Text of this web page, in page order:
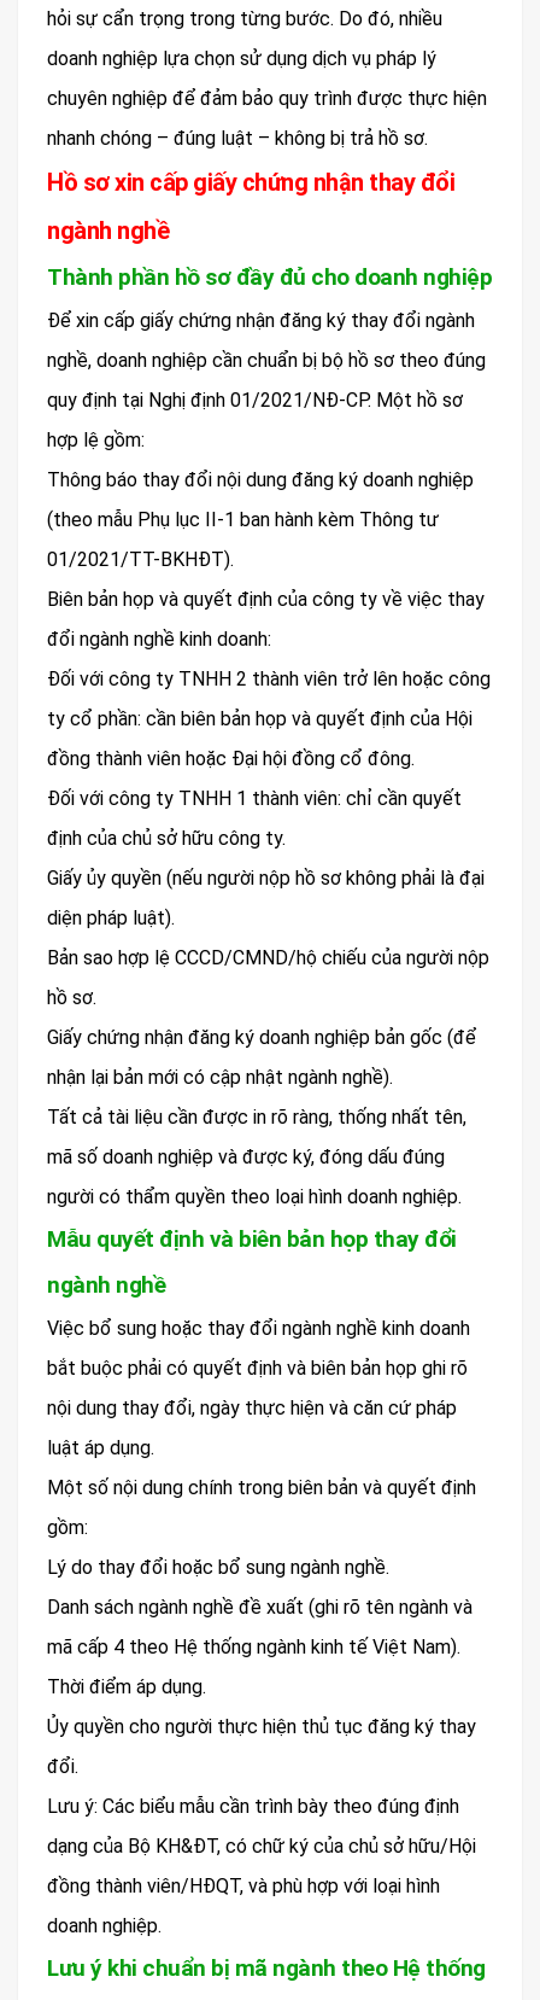
hỏi sự cẩn trọng trong từng bước. Do đó, nhiều
doanh nghiệp lựa chọn sử dụng dịch vụ pháp lý
chuyên nghiệp để đảm bảo quy trình được thực hiện
nhanh chóng – đúng luật – không bị trả hồ sơ.
Hồ sơ xin cấp giấy chứng nhận thay đổi
ngành nghề
Thành phần hồ sơ đầy đủ cho doanh nghiệp
Để xin cấp giấy chứng nhận đăng ký thay đổi ngành
nghề, doanh nghiệp cần chuẩn bị bộ hồ sơ theo đúng
quy định tại Nghị định 01/2021/NĐ-CP. Một hồ sơ
hợp lệ gồm:
Thông báo thay đổi nội dung đăng ký doanh nghiệp
(theo mẫu Phụ lục II-1 ban hành kèm Thông tư
01/2021/TT-BKHĐT).
Biên bản họp và quyết định của công ty về việc thay
đổi ngành nghề kinh doanh:
Đối với công ty TNHH 2 thành viên trở lên hoặc công
ty cổ phần: cần biên bản họp và quyết định của Hội
đồng thành viên hoặc Đại hội đồng cổ đông.
Đối với công ty TNHH 1 thành viên: chỉ cần quyết
định của chủ sở hữu công ty.
Giấy ủy quyền (nếu người nộp hồ sơ không phải là đại
diện pháp luật).
Bản sao hợp lệ CCCD/CMND/hộ chiếu của người nộp
hồ sơ.
Giấy chứng nhận đăng ký doanh nghiệp bản gốc (để
nhận lại bản mới có cập nhật ngành nghề).
Tất cả tài liệu cần được in rõ ràng, thống nhất tên,
mã số doanh nghiệp và được ký, đóng dấu đúng
người có thẩm quyền theo loại hình doanh nghiệp.
Mẫu quyết định và biên bản họp thay đổi
ngành nghề
Việc bổ sung hoặc thay đổi ngành nghề kinh doanh
bắt buộc phải có quyết định và biên bản họp ghi rõ
nội dung thay đổi, ngày thực hiện và căn cứ pháp
luật áp dụng.
Một số nội dung chính trong biên bản và quyết định
gồm:
Lý do thay đổi hoặc bổ sung ngành nghề.
Danh sách ngành nghề đề xuất (ghi rõ tên ngành và
mã cấp 4 theo Hệ thống ngành kinh tế Việt Nam).
Thời điểm áp dụng.
Ủy quyền cho người thực hiện thủ tục đăng ký thay
đổi.
Lưu ý: Các biểu mẫu cần trình bày theo đúng định
dạng của Bộ KH&ĐT, có chữ ký của chủ sở hữu/Hội
đồng thành viên/HĐQT, và phù hợp với loại hình
doanh nghiệp.
Lưu ý khi chuẩn bị mã ngành theo Hệ thống